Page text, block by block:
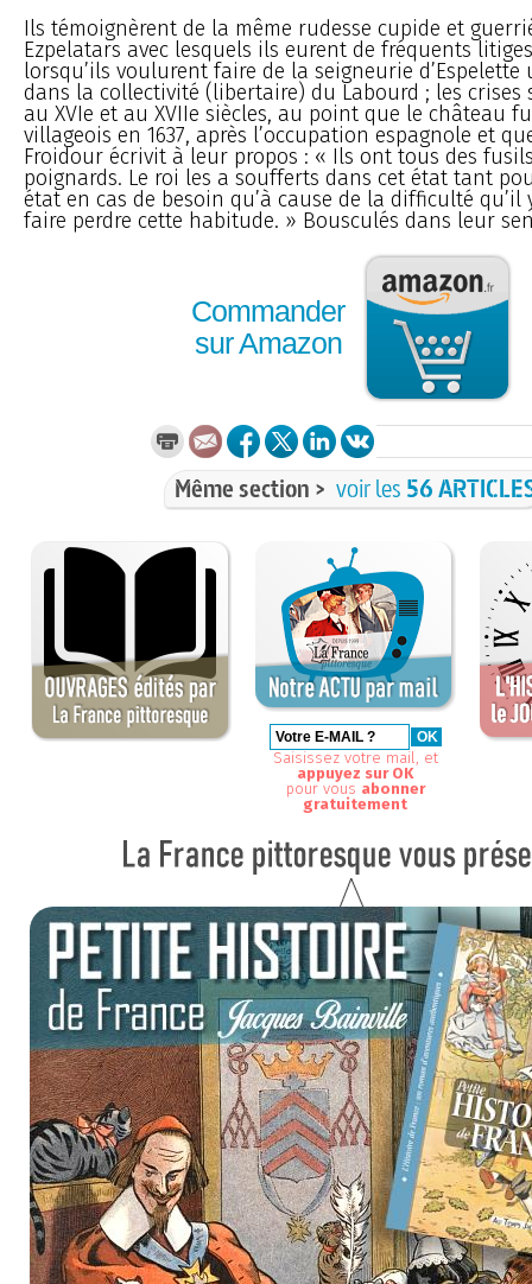
Ils témoignèrent de la même rudesse cupide et
Ezpelatars avec lesquels ils eurent de fréquents
lorsqu’ils voulurent faire de la seigneurie
dans la collectivité (libertaire) du Labourd ; les
au XVIe et au XVIIe siècles, au point que le château
villageois en 1637, après l’occupation espagnole et
Froidour écrivit à leur propos : « Ils ont tous des
poignards. Le roi les a soufferts dans cet état tant
état en cas de besoin qu’à cause de la difficulté
faire perdre cette habitude. » Bousculés dans leur
Commander
sur Amazon
Même section > voir les 56
Saisissez votre mail, et
appuyez sur OK
pour vous abonner
gratuitement